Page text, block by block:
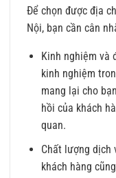
Để chọn được địa
Nội, bạn cần cân
Kinh nghiệm và
kinh nghiệm
mang lại cho
hồi của khách
quan.
Chất lượng dịch
khách hàng